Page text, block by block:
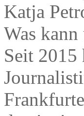
Katja
Was
Seit 2015